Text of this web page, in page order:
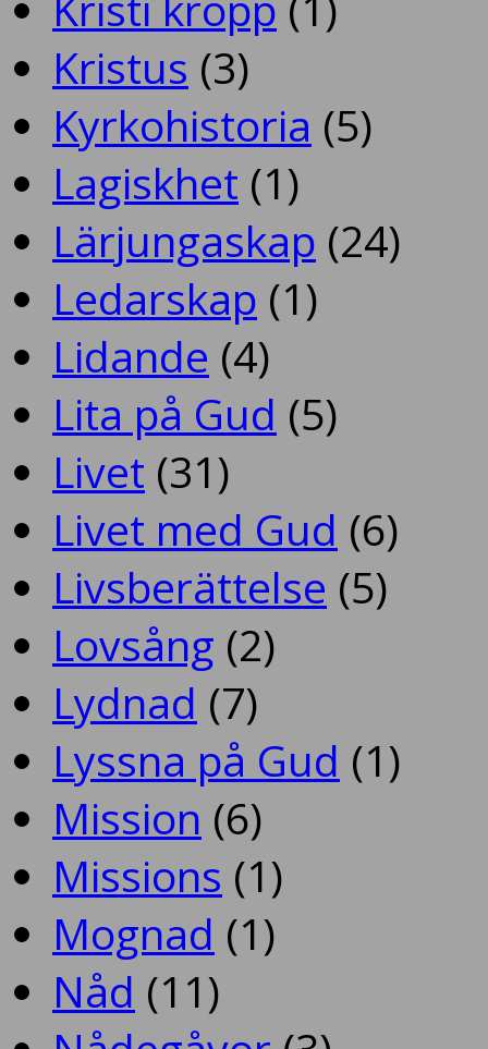
Kristus (3)
Kyrkohistoria (5)
Lagiskhet (1)
Lärjungaskap (24)
Ledarskap (1)
Lidande (4)
Lita på Gud (5)
Livet (31)
Livet med Gud (6)
Livsberättelse (5)
Lovsång (2)
Lydnad (7)
Lyssna på Gud (1)
Mission (6)
Missions (1)
Mognad (1)
Nåd (11)